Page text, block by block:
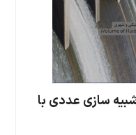
شبیه سازی عددی با